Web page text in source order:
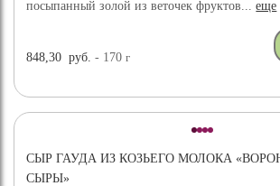
посыпанный золой из веточек фруктов...еще
848,30 руб. - 170г
СЫР ГАУДА ИЗ КОЗЬЕГО МОЛОКА
СЫРЫ»